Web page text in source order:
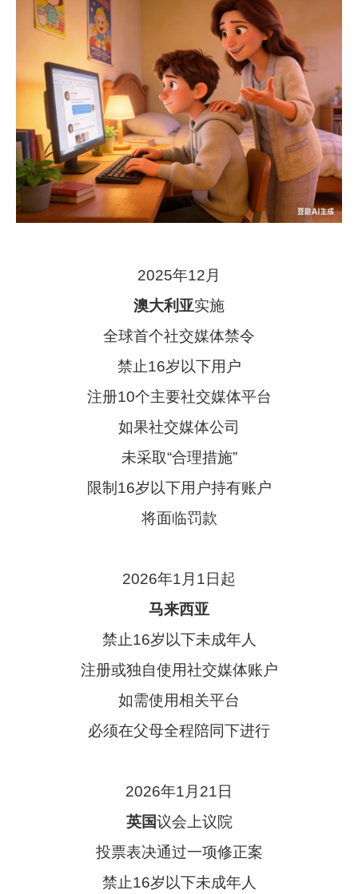
2025年12月
澳大利亚实施
全球首个社交媒体禁令
禁止16岁以下用户
注册10个主要社交媒体平台
如果社交媒体公司
未采取“合理措施”
限制16岁以下用户持有账户
将面临罚款
2026年1月1日起
马来西亚
禁止16岁以下未成年人
注册或独自使用社交媒体账户
如需使用相关平台
必须在父母全程陪同下进行
2026年1月21日
英国议会上议院
投票表决通过一项修正案
禁止16岁以下未成年人